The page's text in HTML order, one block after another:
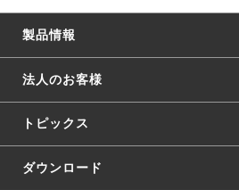
製品情報
法人のお客様
トピックス
ダウンロード